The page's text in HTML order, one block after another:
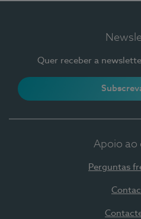
Quer receber a
Apoio ao
Perguntas